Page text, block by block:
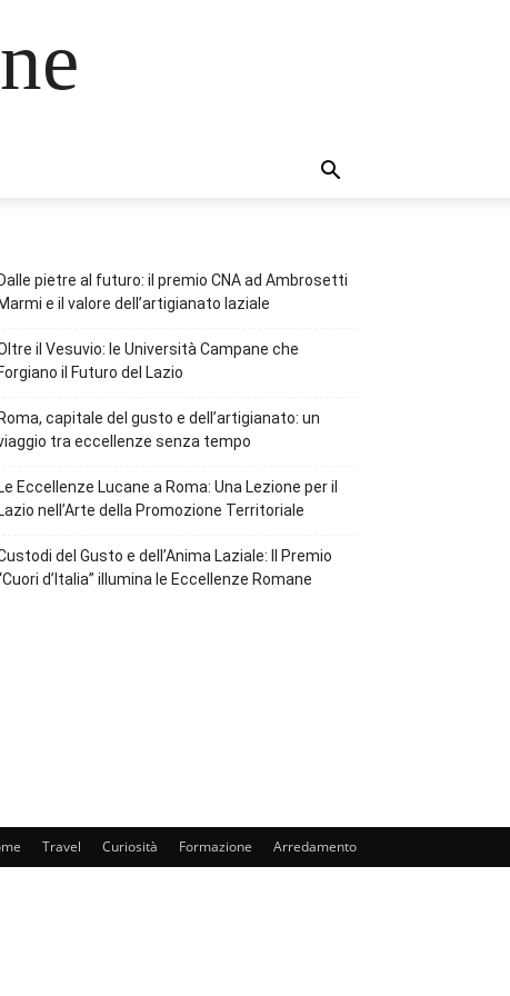
Dalle pietre al futuro: il premio CNA ad Ambrosetti
Marmi e il valore dell’artigianato laziale
il Vesuvio: le Università Campane che
Forgiano il Futuro del Lazio
Roma, capitale del gusto e dell’artigianato: un
tra eccellenze senza tempo
Le Eccellenze Lucane a Roma: Una Lezione per il
Lazio nell’Arte della Promozione Territoriale
del Gusto e dell’Anima Laziale: Il Premio
d’Italia” illumina le Eccellenze Romane
Travel Curiosità Formazione Arredamento